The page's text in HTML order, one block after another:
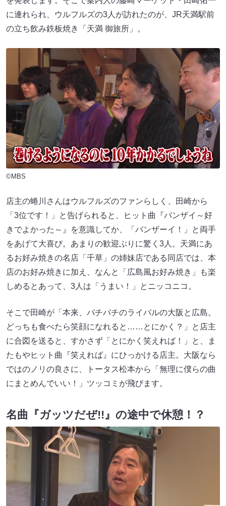
に連れられ、ウルフルズの3人が訪れたのが、JR天満駅前
の立ち飲み鉄板焼き「天満 御旅所」。
©MBS
店主の蜷川さんはウルフルズのファンらしく、田崎から
「3位です！」と告げられると、ヒット曲『バンザイ～好
きでよかった～』を意識してか、「バンザーイ！」と両手
をあげて大喜び。あまりの歓迎ぶりに驚く3人。天満にあ
るお好み焼きの名店「千草」の姉妹店である同店では、本
店のお好み焼きに加え、なんと「広島風お好み焼き」も楽
しめるとあって、3人は「うまい！」とニッコニコ。
そこで田崎が「本来、バチバチのライバルの大阪と広島。
どっちも食べたら笑顔になれると……とにかく？」と店主
に合図を送ると、すかさず「とにかく笑えれば！」と、ま
たもやヒット曲『笑えれば』にひっかける店主。大阪なら
ではのノリの良さに、トータス松本から「無理に僕らの曲
にまとめんでいい！」ツッコミが飛びます。
名曲『ガッツだぜ!!』の途中で休憩！？